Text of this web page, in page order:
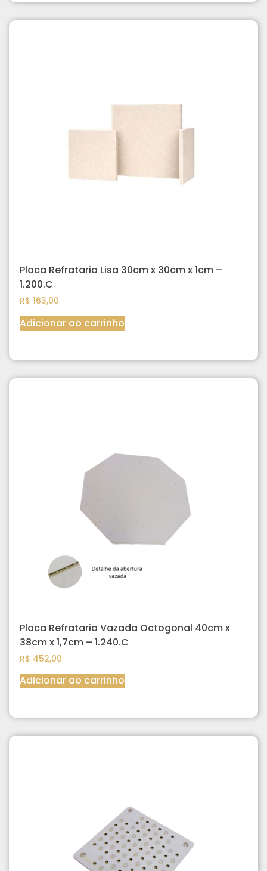
Placa Refrataria Lisa 30cm x 30cm x 1cm –
1.200.C
R$ 163,00
Adicionar ao carrinho
Placa Refrataria Vazada Octogonal 40cm x
38cm x 1,7cm – 1.240.C
R$ 452,00
Adicionar ao carrinho